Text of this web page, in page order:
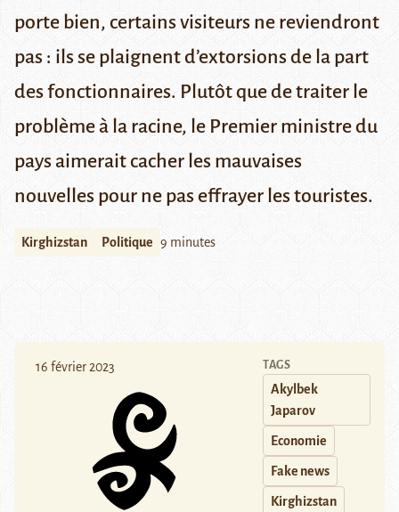
porte bien, certains visiteurs ne reviendront
pas : ils se plaignent d’extorsions de la part
des fonctionnaires. Plutôt que de traiter le
problème à la racine, le Premier ministre du
pays aimerait cacher les mauvaises
nouvelles pour ne pas effrayer les touristes.
Kirghizstan Politique 9 minutes
16 février 2023 TAGS
Akylbek
Japarov
Economie
Fake news
Kirghizstan